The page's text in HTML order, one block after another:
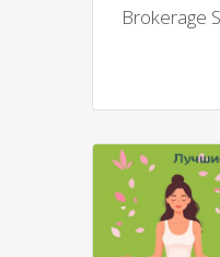
Brokerage